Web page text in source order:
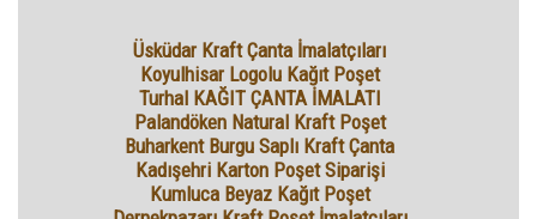
Üsküdar Kraft Çanta İmalatçıları
Koyulhisar Logolu Kağıt Poşet
Turhal KAĞIT ÇANTA İMALATI
Palandöken Natural Kraft Poşet
Buharkent Burgu Saplı Kraft Çanta
Kadışehri Karton Poşet Siparişi
Kumluca Beyaz Kağıt Poşet